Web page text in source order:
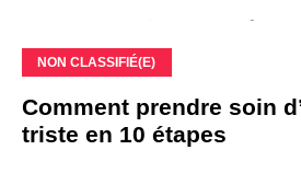
NON CLASSIFIÉ(E)
Comment prendre soin
triste en 10 étapes